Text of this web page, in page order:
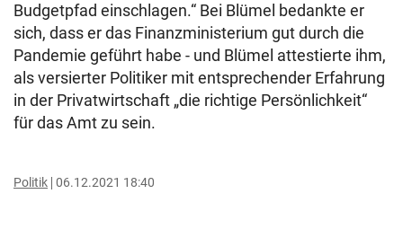
Budgetpfad einschlagen.“ Bei Blümel bedankte er
sich, dass er das Finanzministerium gut durch die
Pandemie geführt habe - und Blümel attestierte ihm,
als versierter Politiker mit entsprechender Erfahrung
in der Privatwirtschaft „die richtige Persönlichkeit“
für das Amt zu sein.
Politik 06.12.2021 18:40